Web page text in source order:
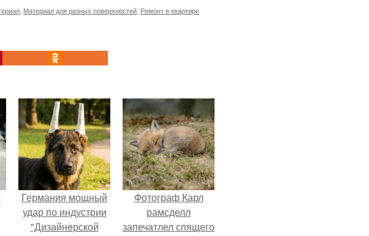
Материал для разных поверхностей Ремонт в квартире
Германия мощный
удар по индустрии
"Дизайнерской
Фотограф Карл
рамсделл
запечатлел спящего